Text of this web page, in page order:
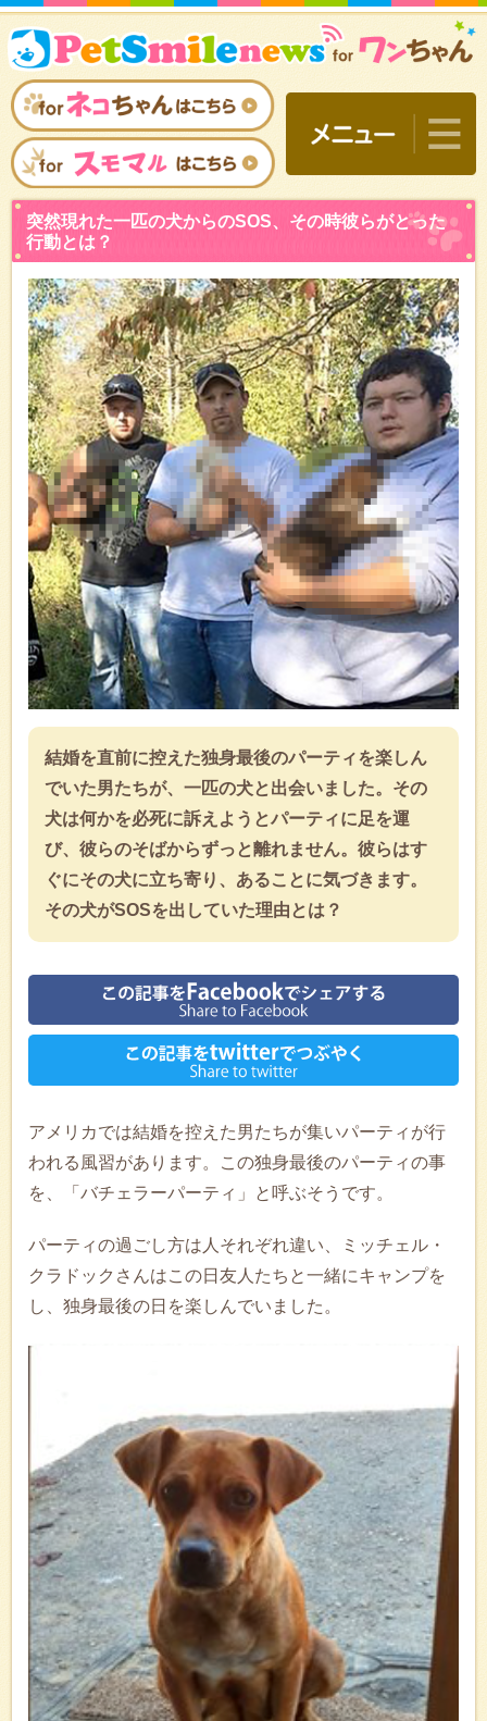
突然現れた一匹の犬からの
行動とは？
結婚を直前に控えた独身最後のパーティを楽しん
でいた男たちが、一匹の犬と出会いました。その
犬は何かを必死に訴えようとパーティに足を運
び、彼らのそばからずっと離れません。彼らはす
ぐにその犬に立ち寄り、あることに気づきます。
その犬がSOSを出していた理由とは？
アメリカでは結婚を控えた男たちが集いパーティが行
われる風習があります。この独身最後のパーティの事
を、「バチェラーパーティ」と呼ぶそうです。
パーティの過ごし方は人それぞれ違い、ミッチェル・
クラドックさんはこの日友人たちと一緒にキャンプを
し、独身最後の日を楽しんでいました。